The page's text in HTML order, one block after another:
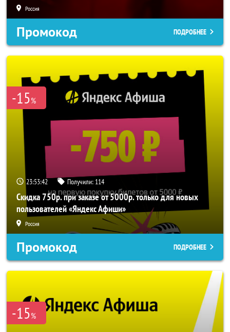
Россия
Промокод ПОДРОБНЕЕ
-15%
23:53:42 Получили: 114
Скидка 750р. при заказе от 5000р. только для новых
пользователей «Яндекс Афиши»
Россия
Промокод ПОДРОБНЕЕ
-15%